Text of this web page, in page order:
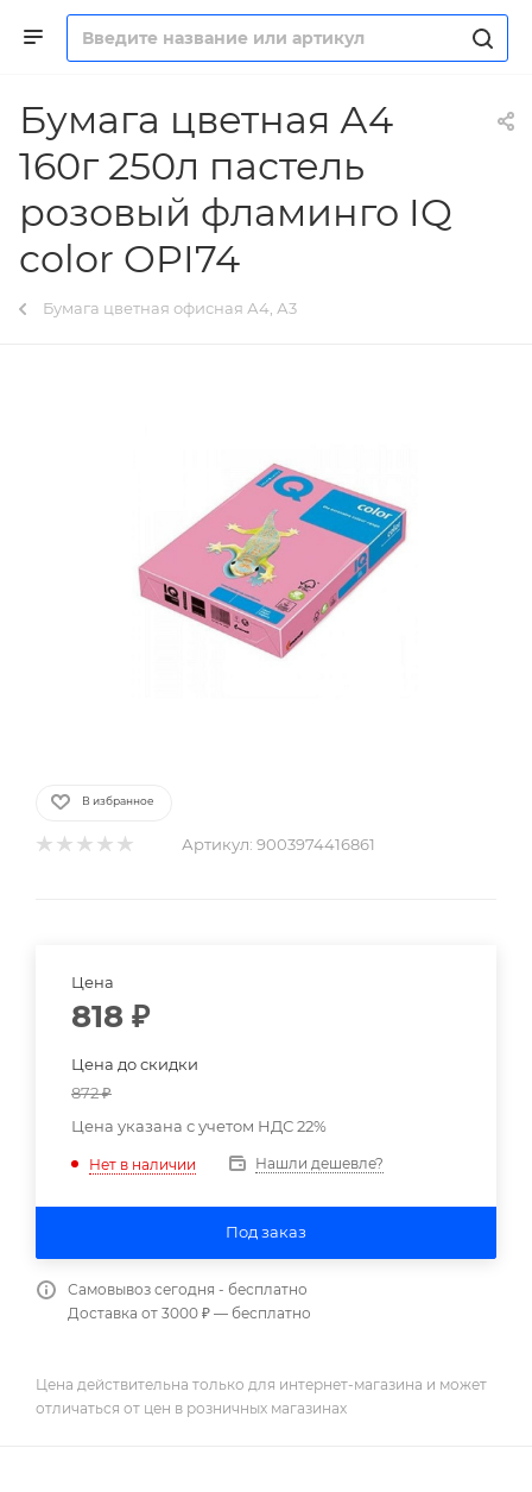
Бумага цветная А4
160г 250л пастель
розовый фламинго IQ
color OPI74
Бумага цветная офисная А4, А3
В избранное
Артикул: 9003974416861
Цена
818 ₽
Цена до скидки
872₽
Цена указана с учетом НДС 22%
Нет в наличии Нашли дешевле?
Под заказ
Самовывоз сегодня - бесплатно
Доставка от 3000 ₽ — бесплатно
Цена действительна только для интернет-магазина и может
отличаться от цен в розничных магазинах